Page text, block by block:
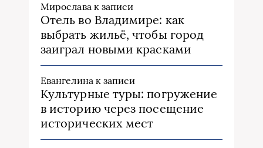
Мирославак записи
Отель во Владимире: как
выбрать жильё, чтобы город
заиграл новыми красками
Евангелинак записи
Культурные туры: погружение
в историю через посещение
исторических мест